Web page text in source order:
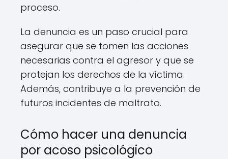
proceso.
La denuncia es un paso crucial para
asegurar que se tomen las acciones
necesarias contra el agresor y que se
protejan los derechos de la víctima.
Además, contribuye a la prevención de
futuros incidentes de maltrato.
Cómo hacer una denuncia
por acoso psicológico